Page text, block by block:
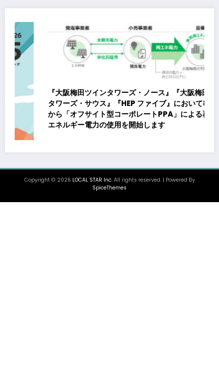
『大阪梅田ツインタワーズ・ノース』『大阪梅田ツイン
タワーズ・サウス』『HEP ファイブ』において8月下旬
から「オフサイト型コーポレートPPA」による再生可能
エネルギー電力の使用を開始します
Copyright © 2026 LOCAL STAR Inc.All rights reserved. | Powered By
SpiceThemes